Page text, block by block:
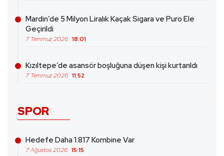
Mardin’de 5 Milyon Liralık Kaçak Sigara ve Puro Ele
Geçirildi
7 Temmuz 2026 18:01
Kızıltepe’de asansör boşluğuna düşen kişi kurtarıldı
7 Temmuz 2026 11:52
SPOR
Hedefe Daha 1.817 Kombine Var
7 Ağustos 2026 15:15